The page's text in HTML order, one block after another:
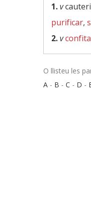
1.v
purificar,
2.v
O llisteu les
A - B - C - D -